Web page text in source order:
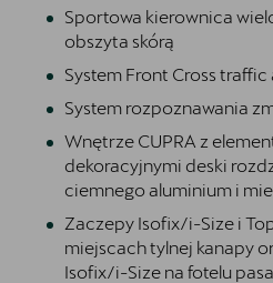
Sportowa kierownica
obszyta skórą
System Front Cross traffic
System rozpoznawania
Wnętrze CUPRA z
dekoracyjnymi deski
ciemnego aluminium i
Zaczepy Isofix/i-Size i
miejscach tylnej kanapy
Isofix/i-Size na fotelu